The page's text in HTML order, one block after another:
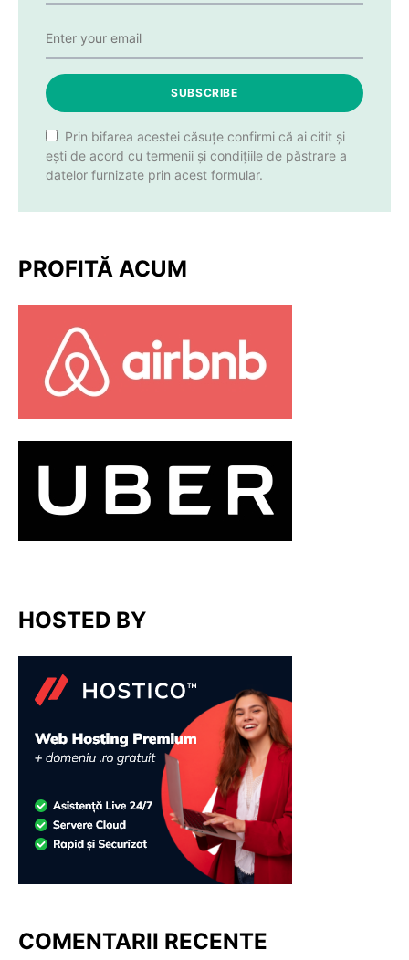
SUBSCRIBE
Prin bifarea acestei căsuțe confirmi că ai citit și
ești de acord cu termenii și condițiile de păstrare a
datelor furnizate prin acest formular.
PROFITĂ ACUM
HOSTED BY
COMENTARII RECENTE